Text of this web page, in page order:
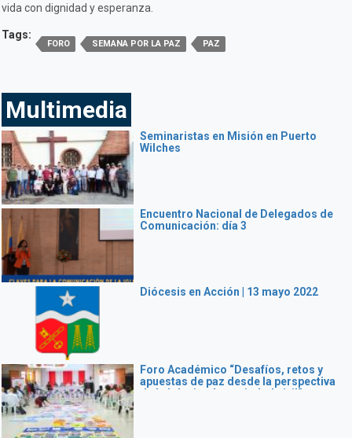
vida con dignidad y esperanza.
Tags:
FORO SEMANA POR LA PAZ PAZ
Multimedia
Seminaristas en Misión en Puerto
Wilches
Encuentro Nacional de Delegados de
Comunicación: día 3
Diócesis en Acción | 13 mayo 2022
Foro Académico “Desafíos, retos y
apuestas de paz desde la perspectiva
de la Iglesia y la sociedad civil”